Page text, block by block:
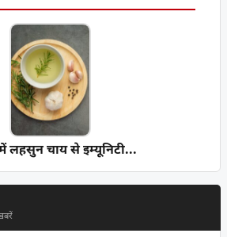
में लहसुन चाय से इम्यूनिटी...